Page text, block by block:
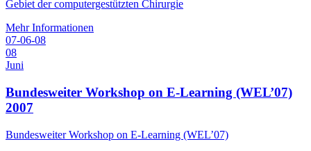
Gebiet der computergestützten Chirurgie
Mehr Informationen
07-06-08
08
Juni
Bundesweiter Workshop on E-Learning (WEL’07)
2007
Bundesweiter Workshop on E-Learning (WEL’07)